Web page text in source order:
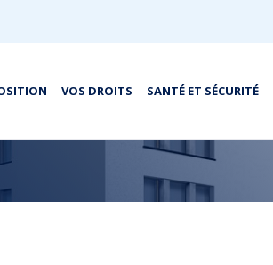
VOS DROITS SANTÉ ET SÉCURITÉ